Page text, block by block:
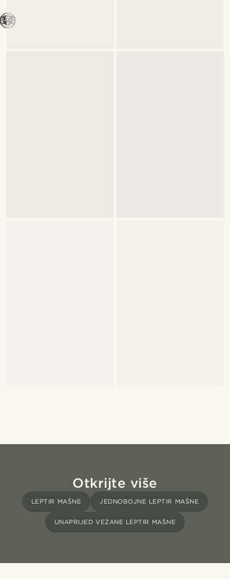
Otkrijte više
LEPTIR MAŠNE JEDNOBOJNE LEPTIR MAŠNE
UNAPRIJED VEZANE LEPTIR MAŠNE